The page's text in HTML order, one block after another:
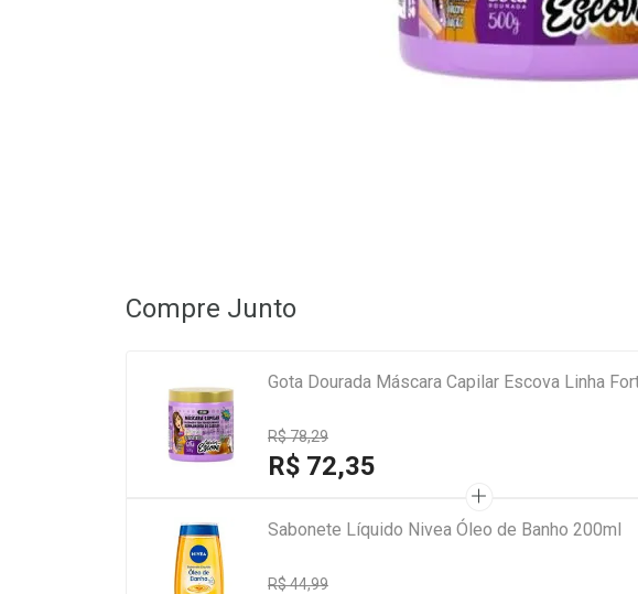
Compre Junto
Gota Dourada Máscara Capilar Escova Linha
R$ 78,29
R$ 72,35
Sabonete Líquido Nivea Óleo de Banho 200ml
R$ 44,99